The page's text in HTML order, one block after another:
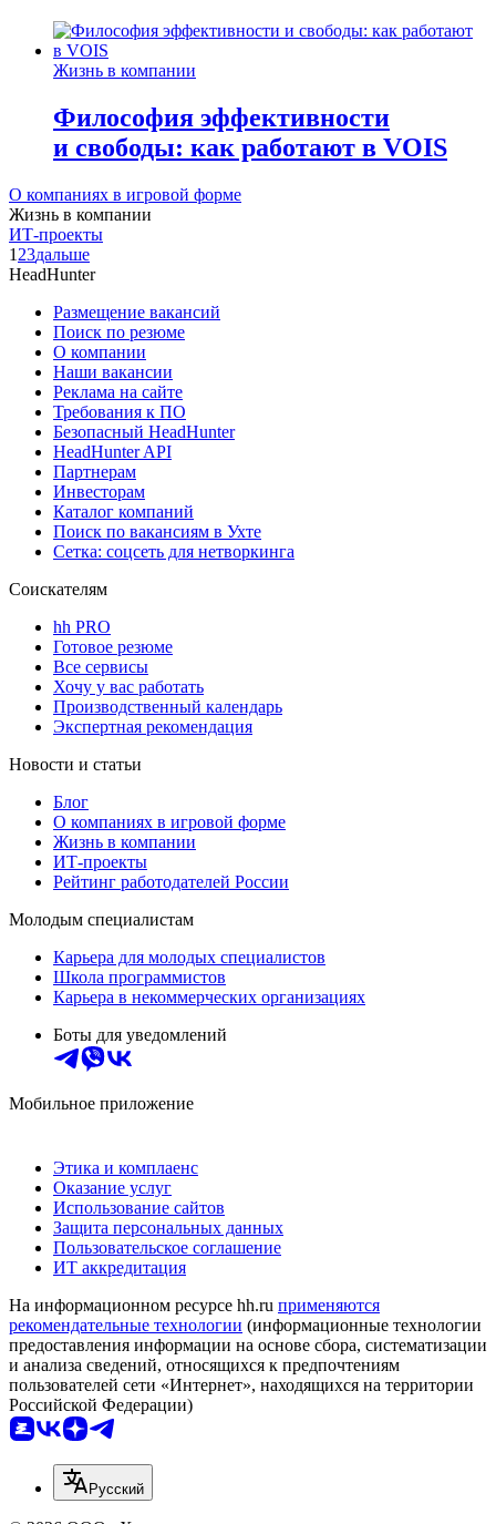
Жизнь в компании
Философия эффективности
и свободы: как работают в VOIS
О компаниях в игровой форме
Жизнь в компании
ИТ-проекты
1 23дальше
HeadHunter
Размещение вакансий
Поиск по резюме
О компании
Наши вакансии
Реклама на сайте
Требования к ПО
Безопасный HeadHunter
HeadHunter API
Партнерам
Инвесторам
Каталог компаний
Поиск по вакансиям в Ухте
Сетка: соцсеть для нетворкинга
Соискателям
hh PRO
Готовое резюме
Все сервисы
Хочу у вас работать
Производственный календарь
Экспертная рекомендация
Новости и статьи
Блог
О компаниях в игровой форме
Жизнь в компании
ИТ-проекты
Рейтинг работодателей России
Молодым специалистам
Карьера для молодых специалистов
Школа программистов
Карьера в некоммерческих организациях
Боты для уведомлений
Мобильное приложение
Этика и комплаенс
Оказание услуг
Использование сайтов
Защита персональных данных
Пользовательское соглашение
ИТ аккредитация
На информационном ресурсе hh.ru применяются
рекомендательные технологии (информационные технологии
предоставления информации на основе сбора, систематизации
и анализа сведений, относящихся к предпочтениям
пользователей сети «Интернет», находящихся на территории
Российской Федерации)
Русский